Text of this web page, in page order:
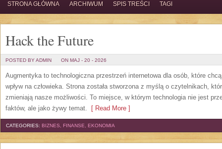
STRONA GŁÓWNA ARCHIWUM SPIS TREŚCI TAGI
Hack the Future
POSTED BY ADMIN ON MAJ - 20 - 2026
Augmentyka to technologiczna przestrzeń internetowa dla osób, które
wpływ na człowieka. Strona została stworzona z myślą o czytelnikach,
zmieniają nasze możliwości. To miejsce, w którym technologia nie jest
faktów, ale jako żywy temat. [ Read More ]
CATEGORIES: BIZNES, FINANSE, EKONOMIA